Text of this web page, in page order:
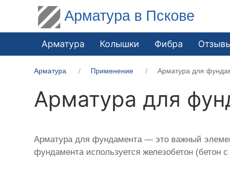
Арматура в Пскове
Арматура Колышки Фибра
Арматура Применение Арматура для
Арматура для
Арматура для фундамента — это важный
фундамента используется железобетон (бетон